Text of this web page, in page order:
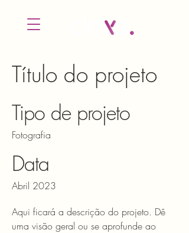
Título do projeto
Tipo de projeto
Fotografia
Data
Abril 2023
Aqui ficará a descrição do projeto. Dê
uma visão geral ou se aprofunde ao